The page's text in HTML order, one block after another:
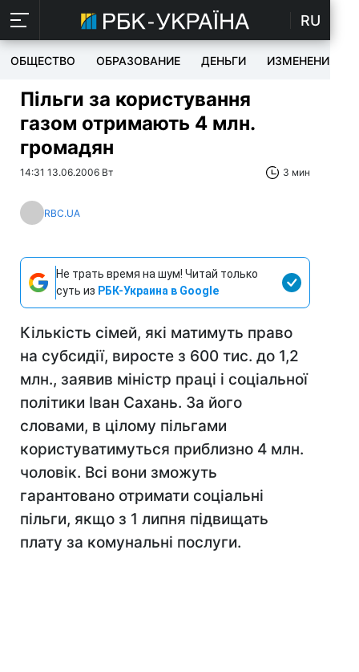
RU
ОБЩЕСТВО ОБРАЗОВАНИЕ ДЕНЬГИ ИЗМЕНЕНИЯ
Пільги за користування
газом отримають 4 млн.
громадян
14:31 13.06.2006 Вт 3 мин
RBC.UA
Не трать время на шум! Читай только
суть из РБК-Украина в Google
Кількість сімей, які матимуть право
на субсидії, виросте з 600 тис. до 1,2
млн., заявив міністр праці і соціальної
політики Іван Сахань. За його
словами, в цілому пільгами
користуватимуться приблизно 4 млн.
чоловік. Всі вони зможуть
гарантовано отримати соціальні
пільги, якщо з 1 липня підвищать
плату за комунальні послуги.